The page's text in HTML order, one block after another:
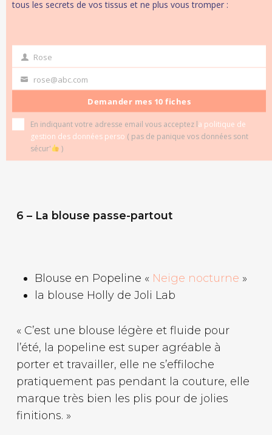
6 – La blouse passe-partout
Blouse en Popeline « Neige nocturne »
la blouse Holly de Joli Lab
« C’est une blouse légère et fluide pour
l’été, la popeline est super agréable à
porter et travailler, elle ne s’effiloche
pratiquement pas pendant la couture, elle
marque très bien les plis pour de jolies
finitions. »
tous les secrets de vos tissus et ne plus vous tromper :
first
name
Rose
Your
email
rose@abc.com
Demander mes 10 fiches
En indiquant votre adresse email vous acceptez la politique de
gestion des données perso ( pas de panique vos données sont
sécur'
)